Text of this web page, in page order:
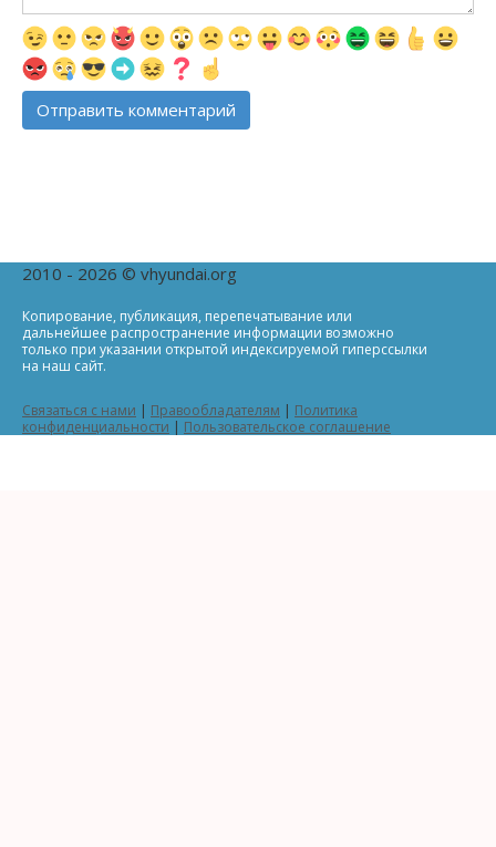
2010 - 2026 © vhyundai.org
Копирование, публикация, перепечатывание или
дальнейшее распространение информации возможно
только при указании открытой индексируемой гиперссылки
на наш сайт.
Связаться с нами | Правообладателям | Политика
конфиденциальности | Пользовательское соглашение